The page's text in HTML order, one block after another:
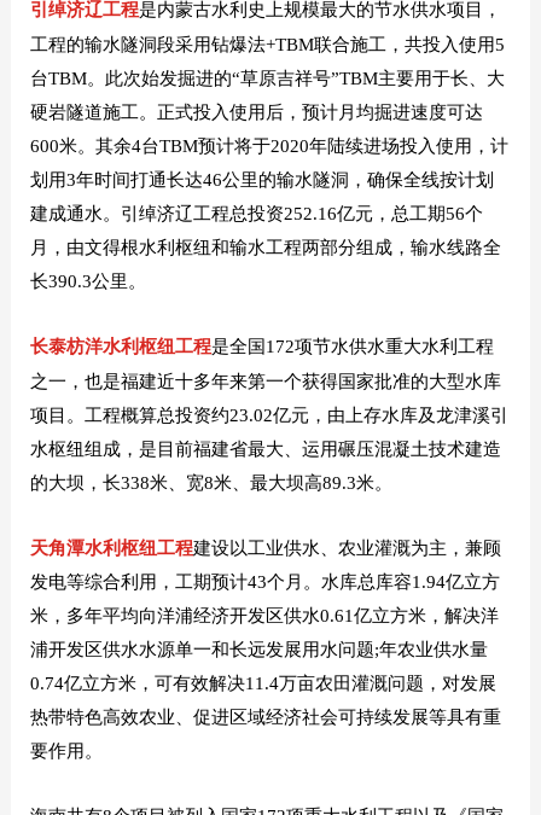
引绰济辽工程是内蒙古水利史上规模最大的节水供水项目，
工程的输水隧洞段采用钻爆法+TBM联合施工，共投入使用5
台TBM。此次始发掘进的“草原吉祥号”TBM主要用于长、大
硬岩隧道施工。正式投入使用后，预计月均掘进速度可达
600米。其余4台TBM预计将于2020年陆续进场投入使用，计
划用3年时间打通长达46公里的输水隧洞，确保全线按计划
建成通水。引绰济辽工程总投资252.16亿元，总工期56个
月，由文得根水利枢纽和输水工程两部分组成，输水线路全
长390.3公里。
长泰枋洋水利枢纽工程是全国172项节水供水重大水利工程
之一，也是福建近十多年来第一个获得国家批准的大型水库
项目。工程概算总投资约23.02亿元，由上存水库及龙津溪引
水枢纽组成，是目前福建省最大、运用碾压混凝土技术建造
的大坝，长338米、宽8米、最大坝高89.3米。
天角潭水利枢纽工程建设以工业供水、农业灌溉为主，兼顾
发电等综合利用，工期预计43个月。水库总库容1.94亿立方
米，多年平均向洋浦经济开发区供水0.61亿立方米，解决洋
浦开发区供水水源单一和长远发展用水问题;年农业供水量
0.74亿立方米，可有效解决11.4万亩农田灌溉问题，对发展
热带特色高效农业、促进区域经济社会可持续发展等具有重
要作用。